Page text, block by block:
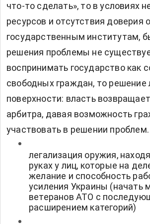
что-то сделать», то в условиях
ресурсов и отсутствия доверия
государственным институтам,
решения проблемы не
воспринимать государство как
свободных граждан, то решение
поверхности: власть
арбитра, давая возможность
участвовать в решении
легализация оружия,
руках у лиц, которые на
желание и способность
усиления Украины (начать
ветеранов АТО с
расширением категорий)